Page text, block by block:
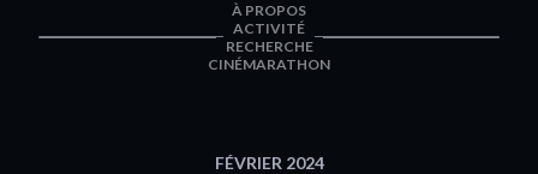
À PROPOS
ACTIVITÉ
RECHERCHE
CINÉMARATHON
FÉVRIER 2024